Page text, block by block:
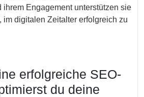
ihrem Engagement unterstützen sie
im digitalen Zeitalter erfolgreich zu
erfolgreiche SEO-
du deine